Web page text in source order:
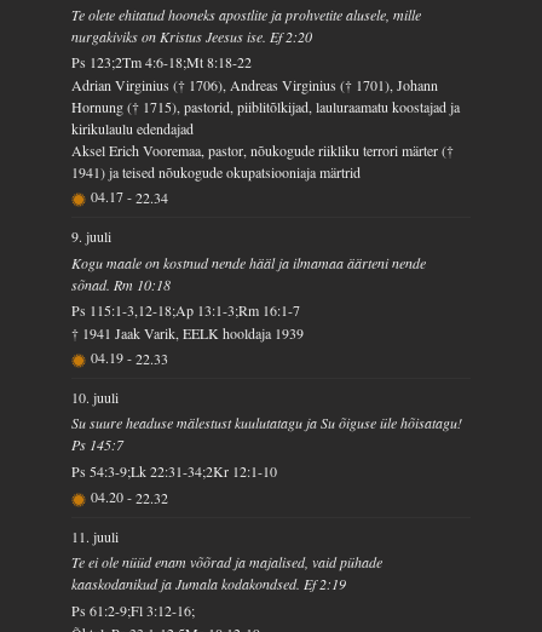
Te olete ehitatud hooneks apostlite ja prohvetite alusele, mille
nurgakiviks on Kristus Jeesus ise. Ef 2:20
Ps 123;2Tm 4:6-18;Mt 8:18-22
Adrian Virginius († 1706), Andreas Virginius († 1701), Johann
Hornung († 1715), pastorid, piiblitõlkijad, lauluraamatu koostajad ja
kirikulaulu edendajad
Aksel Erich Vooremaa, pastor, nõukogude riikliku terrori märter (†
1941) ja teised nõukogude okupatsiooniaja märtrid
04.17-22.34
9. juuli
Kogu maale on kostnud nende hääl ja ilmamaa äärteni nende
sõnad. Rm 10:18
Ps 115:1-3,12-18;Ap 13:1-3;Rm 16:1-7
† 1941 Jaak Varik, EELK hooldaja 1939
04.19-22.33
10. juuli
Su suure headuse mälestust kuulutatagu ja Su õiguse üle hõisatagu!
Ps 145:7
Ps 54:3-9;Lk 22:31-34;2Kr 12:1-10
04.20-22.32
11. juuli
Te ei ole nüüd enam võõrad ja majalised, vaid pühade
kaaskodanikud ja Jumala kodakondsed. Ef 2:19
Ps 61:2-9;Fl 3:12-16;